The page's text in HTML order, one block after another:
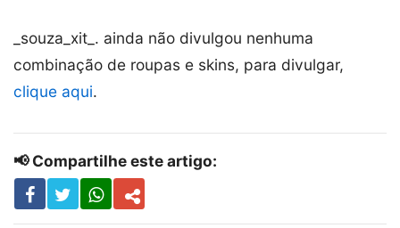
_souza_xit_. ainda não divulgou nenhuma
combinação de roupas e skins, para divulgar,
clique aqui.
📢 Compartilhe este artigo: